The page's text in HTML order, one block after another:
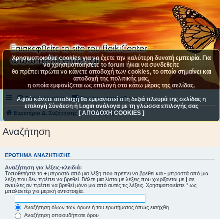
Συχνές ερωτήσεις Επικοινωνήστε μαζί μας
Ευρετήριο Δ. Συζήτησης Αναζήτηση
Αναζήτηση
ΕΡΏΤΗΜΑ ΑΝΑΖΉΤΗΣΗΣ
Αναζήτηση για λέξεις-κλειδιά:
Τοποθετήστε το + μπροστά από μια λέξη που πρέπει να βρεθεί και - μπροστά από μια
λέξη που δεν πρέπει να βρεθεί. Βάλτε μια λίστα με λέξεις που χωρίζονται με | σε
αγκύλες αν πρέπει να βρεθεί μόνο μια από αυτές τις λέξεις. Χρησιμοποιείστε * ως
μπαλαντέρ για μερική αντιστοιχία.
Αναζήτηση όλων των όρων ή του ερωτήματος όπως εισήχθη
Αναζήτηση οποιουδήποτε όρου
Χρησιμοποιούμε cookies για να έχετε την καλύτερη δυνατή εμπειρία. Για
να χρησιμοποιήσετε το forum ή/και να συνδεθείτε
θα πρέπει πρώτα να κάνετε αποδοχή των cookies, το οποίο σημαίνει και
αποδοχή της πολιτικής μας,
η οποία εμφανίζεται ως επιλογή στο κάτω μέρος της σελίδας.
Αφού κάνετε αποδοχή θα εμφανιστεί στη δεξιά πλευρά της σελίδας η
επιλογή Σύνδεση ή Login ανάλογα με τη γλώσσα επιλογής σας
[ ΑΠΟΔΟΧΗ COOKIES ]